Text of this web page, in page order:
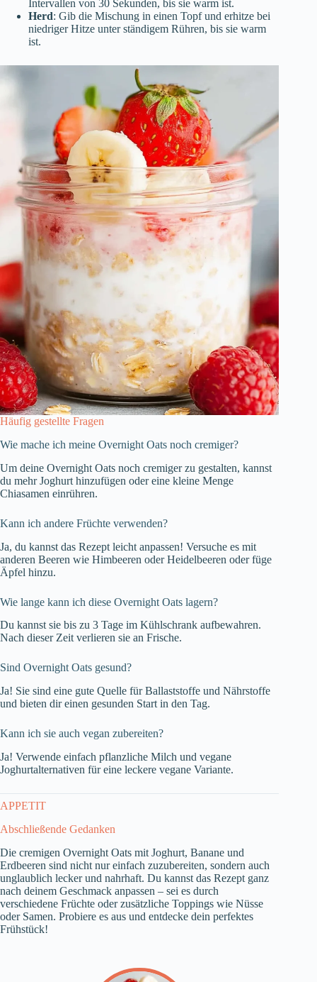
Intervallen von 30 Sekunden, bis sie warm ist.
Herd: Gib die Mischung in einen Topf und erhitze bei
niedriger Hitze unter ständigem Rühren, bis sie warm
ist.
Häufig gestellte Fragen
Wie mache ich meine Overnight Oats noch cremiger?
Um deine Overnight Oats noch cremiger zu gestalten, kannst
du mehr Joghurt hinzufügen oder eine kleine Menge
Chiasamen einrühren.
Kann ich andere Früchte verwenden?
Ja, du kannst das Rezept leicht anpassen! Versuche es mit
anderen Beeren wie Himbeeren oder Heidelbeeren oder füge
Äpfel hinzu.
Wie lange kann ich diese Overnight Oats lagern?
Du kannst sie bis zu 3 Tage im Kühlschrank aufbewahren.
Nach dieser Zeit verlieren sie an Frische.
Sind Overnight Oats gesund?
Ja! Sie sind eine gute Quelle für Ballaststoffe und Nährstoffe
und bieten dir einen gesunden Start in den Tag.
Kann ich sie auch vegan zubereiten?
Ja! Verwende einfach pflanzliche Milch und vegane
Joghurtalternativen für eine leckere vegane Variante.
APPETIT
Abschließende Gedanken
Die cremigen Overnight Oats mit Joghurt, Banane und
Erdbeeren sind nicht nur einfach zuzubereiten, sondern auch
unglaublich lecker und nahrhaft. Du kannst das Rezept ganz
nach deinem Geschmack anpassen – sei es durch
verschiedene Früchte oder zusätzliche Toppings wie Nüsse
oder Samen. Probiere es aus und entdecke dein perfektes
Frühstück!